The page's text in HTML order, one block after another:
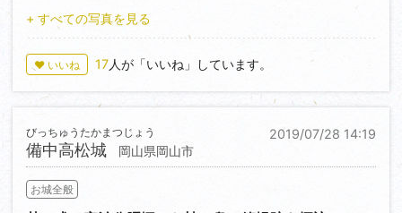
西門に着くと日はすっかり傾いておりました。
所要時間は2時間。
何で今まで行かなかったんだろうと軽く凹むぐらいに
素晴らしいお城でした。
を一望出来ます。
学習広場から少し歩いて、角楼を見上げながら土塁沿
いに歩くと西門の前に出ます。
古代山城の本格的な復元建造物はここだけなので、も
うそれだけでも見る価値があるってなもんです。
実質三階建て構造なので実に壮大です。柱や門扉など
に付いた手斧の跡も素晴らしいです。高欄外側に付い
た盾の独特な文様も目を引きます（本来は高欄の内側
に付けるそうですが）。
…なお、内部は残念ながら建築基準法の関係で立入禁
止です。
です。
南の日差山には小早川隆景の陣もあり、造山古墳から
も割と近いです。
陣城の遺構としては、主に後円部に集中しています。
れています。斜面には竪堀や郭跡らしき小さなテラス
がいくつか見受けられます。
ちなみに、誰がここを築き、守っていたのかは不明だ
そうです。
+ すべての写真を見る
♥ いいね 17人が「いいね」しています。
2019/07/28 14:19
備中高松城
びっちゅうたかまつじょう
岡山県岡山市
お城全般